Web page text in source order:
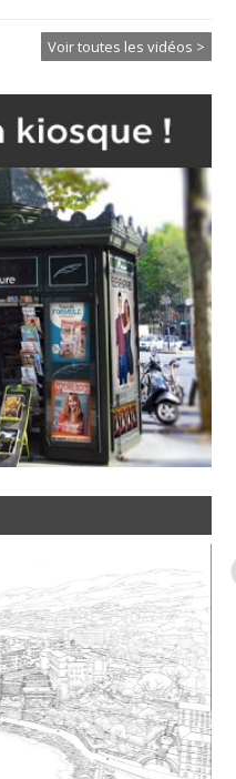
Voir toutes les vidéos >